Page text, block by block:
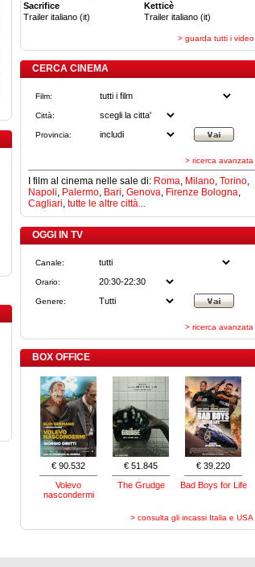
Sacrifice
Trailer italiano (it)
Ketticè
Trailer italiano (it)
> guarda tutti i video
CERCA CINEMA
Film:
Città:
Provincia:
> ricerca avanzata
I film al cinema nelle sale di: Roma, Milano, Torino,
Napoli, Palermo, Bari, Genova, Firenze Bologna,
Cagliari, tutte le altre città...
OGGI IN TV
Canale:
Orario:
Genere:
> ricerca avanzata
BOX OFFICE
€ 90.532
Volevo
nascondermi
€ 51.845
The Grudge
€ 39.220
Bad Boys for Life
> consulta gli incassi Italia e USA